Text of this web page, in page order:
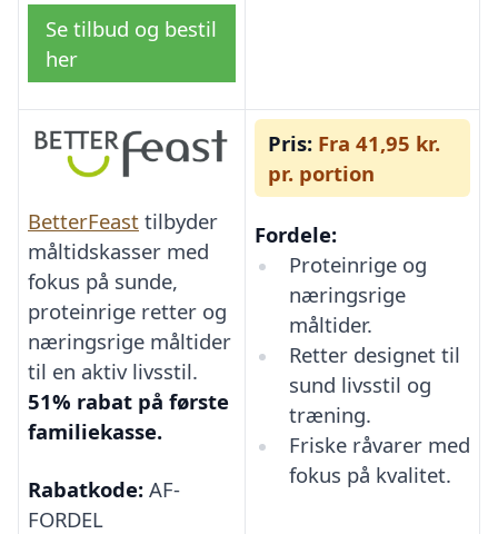
Se tilbud og bestil
her
BetterFeast tilbyder
måltidskasser med
fokus på sunde,
proteinrige retter og
næringsrige måltider
til en aktiv livsstil.
51% rabat på første
familiekasse.
Rabatkode: AF-
FORDEL
Pris: Fra 41,95 kr.
pr. portion
Fordele:
Proteinrige og
næringsrige
måltider.
Retter designet til
sund livsstil og
træning.
Friske råvarer med
fokus på kvalitet.